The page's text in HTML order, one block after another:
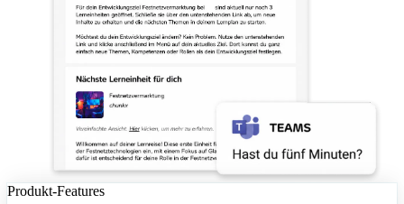
Produkt-Features